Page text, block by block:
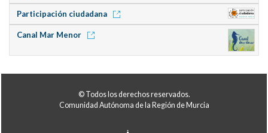
Participación ciudadana
Canal Mar Menor
© Todos los derechos reservados.
Comunidad Autónoma de la Región de Murcia